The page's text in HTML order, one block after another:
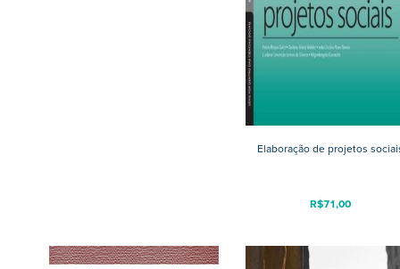
Elaboração de projetos
R$71,00